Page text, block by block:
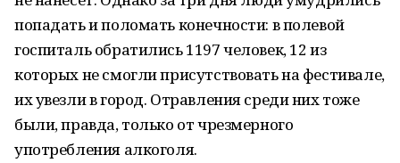
попадать и поломать конечности: в полевой
госпиталь обратились 1197 человек, 12 из
которых не смогли присутствовать на фестивале,
их увезли в город. Отравления среди них тоже
были, правда, только от чрезмерного
употребления алкоголя.